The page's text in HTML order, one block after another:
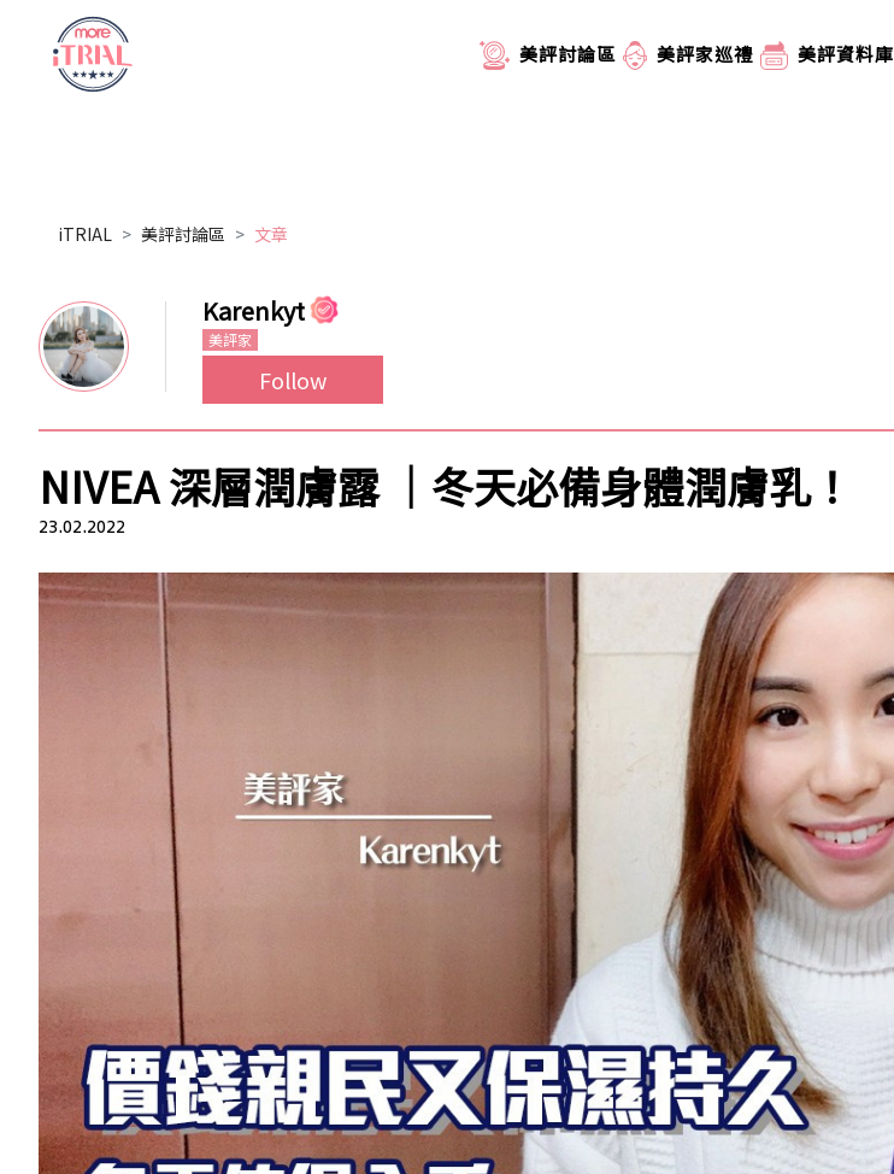
美評討論區 美評家巡禮 美評資料庫
iTRIAL 美評討論區 文章
Karenkyt
美評家
Follow
NIVEA 深層潤膚露 ｜冬天必備身體潤膚乳！
23.02.2022